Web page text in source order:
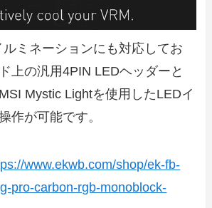
ルミネーションにも対応してお
上の汎用4PIN LEDヘッダーと
Mystic Lightを使用したLEDイ
作が可能です。
www.ekwb.com/shop/ek-fb-
pro-carbon-rgb-monoblock-